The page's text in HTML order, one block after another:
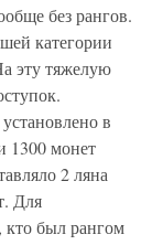
без рангов.
категории
эту тяжелую
в
1300 монет
2 ляна
Для
кто был рангом